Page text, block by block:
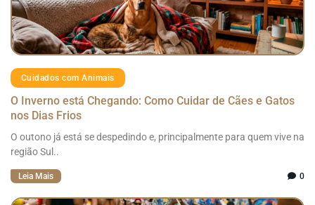
Cuidados com Animais
O Inverno está Chegando: Como Cuidar de Cães e Gatos
nos Dias Frios
O outono já está se despedindo e, principalmente para quem vive na
região Sul..
Leia Mais 0